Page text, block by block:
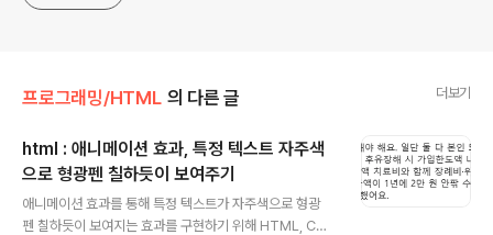
프로그래밍/HTML 의 다른 글 더보기
html : 애니메이션 효과, 특정 텍스트 자주색
으로 형광펜 칠하듯이 보여주기
애니메이션 효과를 통해 특정 텍스트가 자주색으로 형광
펜 칠하듯이 보여지는 효과를 구현하기 위해 HTML, CS